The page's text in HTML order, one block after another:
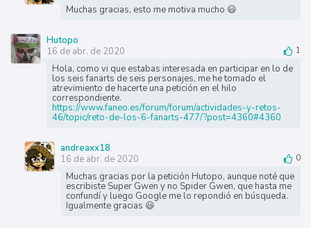
Muchas gracias, esto me motiva mucho 😃
Hutopo
16 de abr. de 2020
1
Hola, como vi que estabas interesada en participar en lo de
los seis fanarts de seis personajes, me he tomado el
atrevimiento de hacerte una petición en el hilo
correspondiente.
https://www.faneo.es/forum/forum/actividades-y-retos-
46/topic/reto-de-los-6-fanarts-477/?post=4360#4360
andreaxx18
16 de abr. de 2020
0
Muchas gracias por la petición Hutopo, aunque noté que
escribiste Super Gwen y no Spider Gwen, que hasta me
confundí y luego Google me lo repondió en búsqueda.
Igualmente gracias 😃